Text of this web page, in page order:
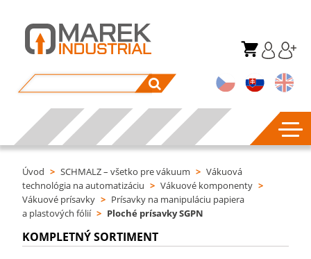
Úvod > SCHMALZ – všetko pre vákuum > Vákuová
technológia na automatizáciu > Vákuové komponenty >
Vákuové prísavky > Prísavky na manipuláciu papiera
a plastových fólií > Ploché prísavky SGPN
KOMPLETNÝ SORTIMENT